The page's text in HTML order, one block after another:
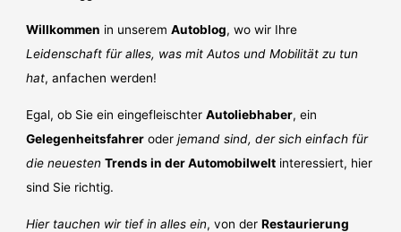
Willkommen in unseremAutoblog, wo wir Ihre
Leidenschaft für alles, was mit Autos und Mobilität zu tun
hat, anfachen werden!
Egal, ob Sie ein eingefleischterAutoliebhaber, ein
Gelegenheitsfahrer oderjemand sind, der sich einfach für
die neuesten Trends in der Automobilwelt interessiert, hier
sind Sie richtig.
Hier tauchen wir tief in alles ein, von derRestaurierung